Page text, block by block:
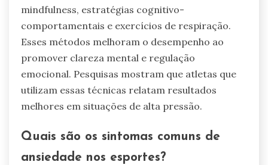
mindfulness, estratégias cognitivo-
comportamentais e exercícios de respiração.
Esses métodos melhoram o desempenho ao
promover clareza mental e regulação
emocional. Pesquisas mostram que atletas que
utilizam essas técnicas relatam resultados
melhores em situações de alta pressão.
Quais são os sintomas comuns de
ansiedade nos esportes?